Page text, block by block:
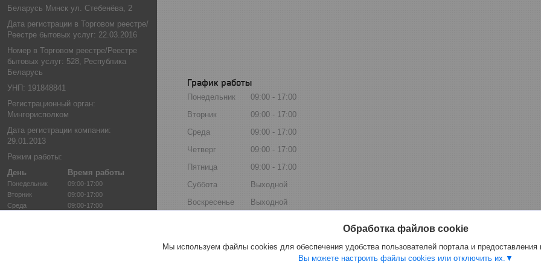
Беларусь Минск ул. Стебенёва, 2
Дата регистрации в Торговом реестре/
Реестре бытовых услуг: 22.03.2016
Номер в Торговом реестре/Реестре
бытовых услуг: 528, Республика
Беларусь
УНП: 191848841
Регистрационный орган:
Мингорисполком
Дата регистрации компании:
29.01.2013
Режим работы:
День
Время работы
Понедельник
09:00-17:00
Вторник
09:00-17:00
Среда
09:00-17:00
График работы
Понедельник 09:00
17:00
Вторник
09:00
17:00
Среда
09:00
17:00
Четверг
09:00
17:00
Пятница
09:00
17:00
Суббота
Выходной
Воскресенье
Выходной
Обработка файлов cookie
Мы используем файлы cookies для обеспечения удобства пользователей портала и предоставления
Вы можете настроить файлы cookies или отключить их.